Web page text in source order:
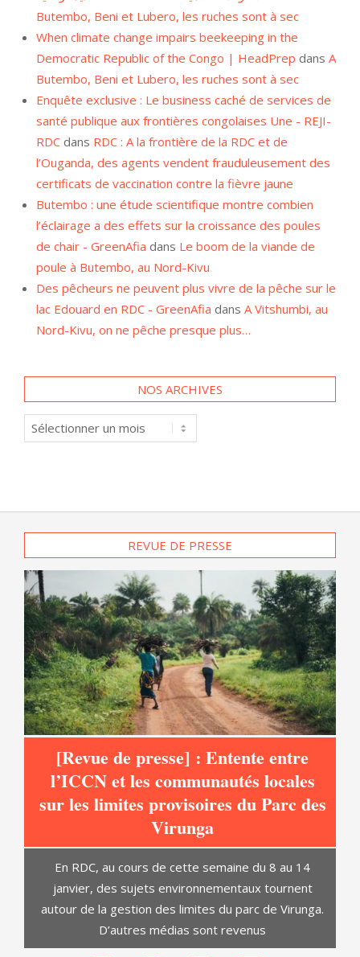
Butembo, Beni et Lubero, les ruches sont à sec
When climate change impairs beekeeping in the
Democratic Republic of the Congo | HeadPrep dans A
Butembo, Beni et Lubero, les ruches sont à sec
Enquête exclusive : Le business caché de services de
santé publique aux frontières congolaises Une - REJI-
RDC dans RDC : A la frontière de la RDC et de
l’Ouganda, des agents vendent frauduleusement des
certificats de vaccination contre la fièvre jaune
Butembo : une étude scientifique montre combien
l’éclairage a des effets sur la croissance des poules
de chair - GreenAfia dans Le boom de la viande de
poule à Butembo, au Nord-Kivu
Des pêcheurs ne peuvent plus vivre de la pêche sur le
lac Edouard en RDC - GreenAfia dans A Vitshumbi, au
Nord-Kivu, on ne pêche presque plus…
NOS ARCHIVES
Nos
archives
REVUE DE PRESSE
[Revue de presse] : Entente entre
l’ICCN et les communautés locales
sur les limites provisoires du Parc des
Virunga
En RDC, au cours de cette semaine du 8 au 14
janvier, des sujets environnementaux tournent
autour de la gestion des limites du parc de Virunga.
D’autres médias sont revenus